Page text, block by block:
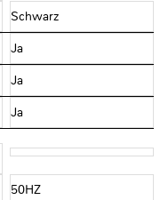
Schwarz
Ja
Ja
Ja
50HZ